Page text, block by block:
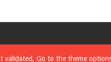
validated, Go to the theme